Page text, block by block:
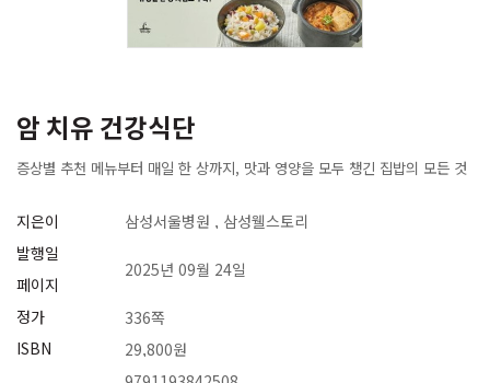
암 치유 건강식단
증상별 추천 메뉴부터 매일 한 상까지, 맛과 영양을 모두 챙긴 집밥의 모든 것
지은이
발행일
페이지
정가
ISBN
삼성서울병원 , 삼성웰스토리
2025년 09월 24일
336쪽
29,800원